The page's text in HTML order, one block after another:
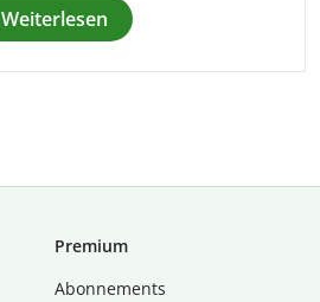
Weiterlesen
Premium
Abon­ne­ments